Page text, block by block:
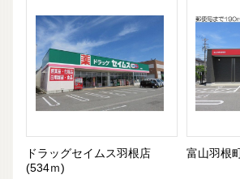
ドラッグセイムス羽根店
(534ｍ)
富山羽根